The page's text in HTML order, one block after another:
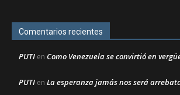
Comentarios recientes
PUTI en Como Venezuela se convirtió en
PUTI en La esperanza jamás nos será